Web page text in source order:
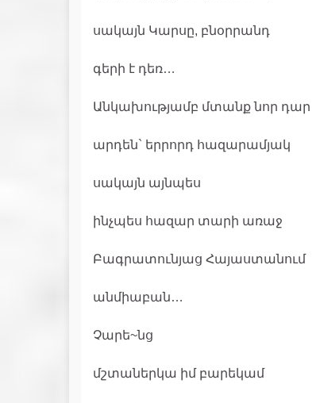
սակայն Կարսը, բնօրրանդ
գերի է դեռ…
Անկախությամբ մտանք նոր դար
արդեն` երրորդ հազարամյակ
սակայն այնպես
ինչպես հազար տարի առաջ
Բագրատունյաց Հայաստանում
անմիաբան…
Չարե~նց
մշտաներկա իմ բարեկամ